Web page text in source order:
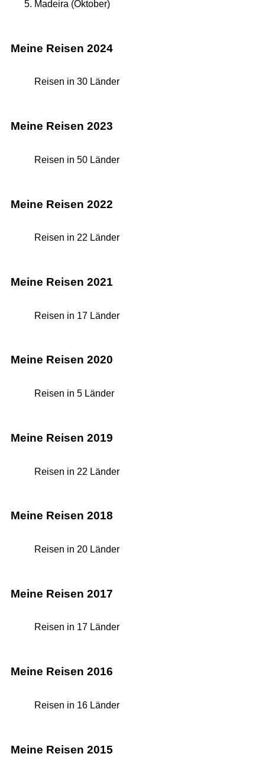
Madeira (Oktober)
Meine Reisen 2024
Reisen in 30 Länder
Meine Reisen 2023
Reisen in 50 Länder
Meine Reisen 2022
Reisen in 22 Länder
Meine Reisen 2021
Reisen in 17 Länder
Meine Reisen 2020
Reisen in 5 Länder
Meine Reisen 2019
Reisen in 22 Länder
Meine Reisen 2018
Reisen in 20 Länder
Meine Reisen 2017
Reisen in 17 Länder
Meine Reisen 2016
Reisen in 16 Länder
Meine Reisen 2015